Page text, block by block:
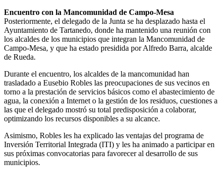
Encuentro con la Mancomunidad de Campo-Mesa
Posteriormente, el delegado de la Junta se ha desplazado hasta el
Ayuntamiento de Tartanedo, donde ha mantenido una reunión con
los alcaldes de los municipios que integran la Mancomunidad de
Campo-Mesa, y que ha estado presidida por Alfredo Barra, alcalde
de Rueda.
Durante el encuentro, los alcaldes de la mancomunidad han
trasladado a Eusebio Robles las preocupaciones de sus vecinos en
torno a la prestación de servicios básicos como el abastecimiento de
agua, la conexión a Internet o la gestión de los residuos, cuestiones a
las que el delegado mostró su total predisposición a colaborar,
optimizando los recursos disponibles a su alcance.
Asimismo, Robles les ha explicado las ventajas del programa de
Inversión Territorial Integrada (ITI) y les ha animado a participar en
sus próximas convocatorias para favorecer al desarrollo de sus
municipios.